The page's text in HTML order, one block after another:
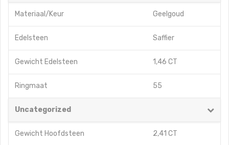
Materiaal/Keur Geelgoud
Edelsteen Saffier
Gewicht Edelsteen 1,46 CT
Ringmaat 55
Uncategorized
Gewicht Hoofdsteen 2,41 CT